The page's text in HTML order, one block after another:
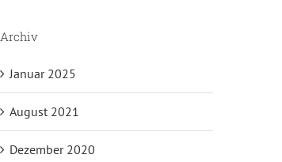
Archiv
Januar 2025
August 2021
Dezember 2020